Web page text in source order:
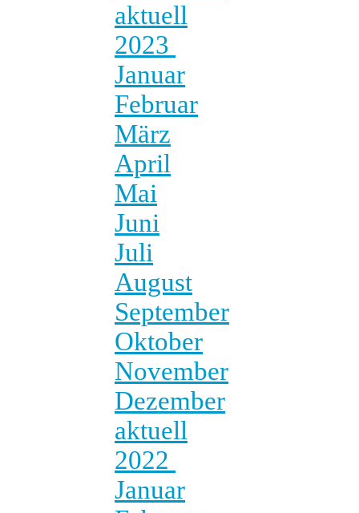
aktuell
2023
Januar
Februar
März
April
Mai
Juni
Juli
August
September
Oktober
November
Dezember
aktuell
2022
Januar